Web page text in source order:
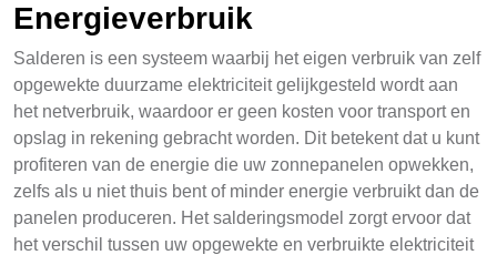
Energieverbruik
Salderen is een systeem waarbij het eigen verbruik van zelf
opgewekte duurzame elektriciteit gelijkgesteld wordt aan
het netverbruik, waardoor er geen kosten voor transport en
opslag in rekening gebracht worden. Dit betekent dat u kunt
profiteren van de energie die uw zonnepanelen opwekken,
zelfs als u niet thuis bent of minder energie verbruikt dan de
panelen produceren. Het salderingsmodel zorgt ervoor dat
het verschil tussen uw opgewekte en verbruikte elektriciteit